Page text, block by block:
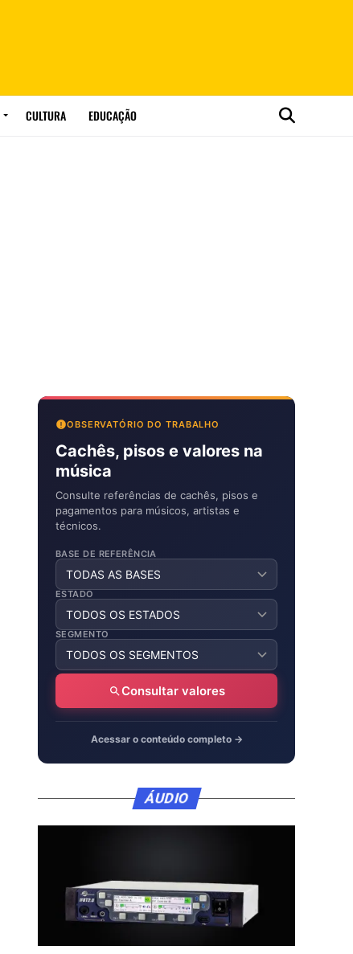
CULTURA EDUCAÇÃO
OBSERVATÓRIO DO TRABALHO
Cachês, pisos e valores na
música
Consulte referências de cachês, pisos e
pagamentos para músicos, artistas e
técnicos.
BASE DE REFERÊNCIA
ESTADO
SEGMENTO
Consultar valores
Acessar o conteúdo completo →
ÁUDIO